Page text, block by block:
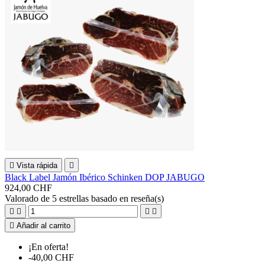
 Vista rápida 
Black Label Jamón Ibérico Schinken DOP JABUGO
924,00 CHF
Valorado de 5 estrellas basado en reseña(s)
   
 Añadir al carrito
¡En oferta!
-40,00 CHF